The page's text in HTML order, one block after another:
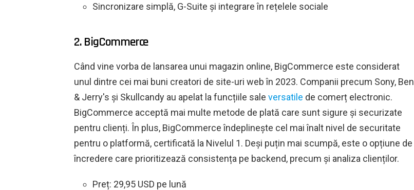
Sincronizare simplă, G-Suite și integrare în rețelele sociale
2. BigCommerce
Când vine vorba de lansarea unui magazin online, BigCommerce este considerat
unul dintre cei mai buni creatori de site-uri web în 2023. Companii precum Sony, Ben
& Jerry's și Skullcandy au apelat la funcțiile sale versatile de comerț electronic.
BigCommerce acceptă mai multe metode de plată care sunt sigure și securizate
pentru clienți. În plus, BigCommerce îndeplinește cel mai înalt nivel de securitate
pentru o platformă, certificată la Nivelul 1. Deși puțin mai scumpă, este o opțiune de
încredere care prioritizează consistența pe backend, precum și analiza clienților.
Preț: 29,95 USD pe lună